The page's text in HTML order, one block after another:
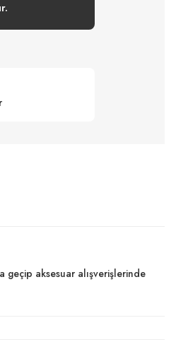
geçip aksesuar alışverişlerinde